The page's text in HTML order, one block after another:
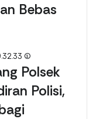
Bebas
Polsek
Polisi,